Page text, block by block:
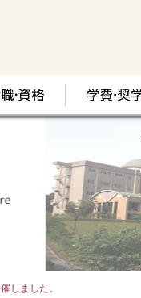
しました。